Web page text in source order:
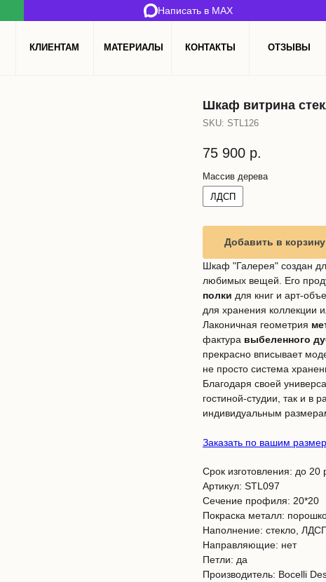
Написать в MAX
КЛИЕНТАМ МАТЕРИАЛЫ КОНТАКТЫ ОТЗЫВЫ
Шкаф витрина
SKU: STL126
75 900 р.
Массив дерева
ЛДСП
Добавить в корзину
Шкаф "Галерея" создан
любимых вещей. Его
полки для книг и арт-
для хранения коллекции
Лаконичная геометрия
фактура выбеленного
прекрасно вписывает
не просто система
Благодаря своей
гостиной-студии, так и в
индивидуальным
Заказать по вашим
Срок изготовления: до 20
Артикул: STL097
Сечение профиля: 20*20
Покраска металл:
Наполнение: стекло,
Направляющие: нет
Петли: да
Производитель: Bocelli